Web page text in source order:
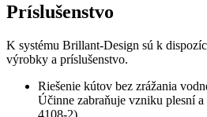
Príslušenstvo
K systému Brillant-Design sú k
výrobky a príslušenstvo.
Riešenie kútov bez zrážania
Účinne zabraňuje vzniku plesní
4108-2)